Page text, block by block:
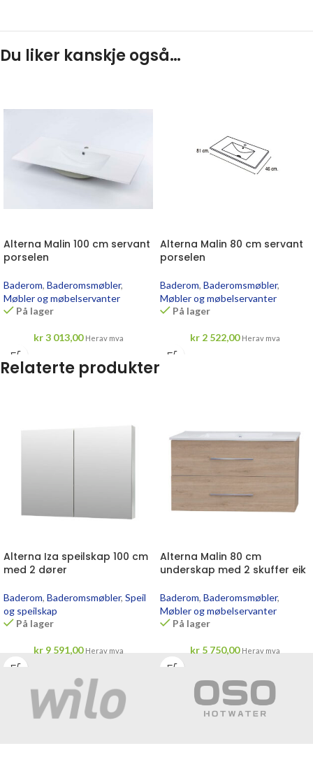
Du liker kanskje også…
Alterna Malin 100 cm servant
porselen
Baderom, Baderomsmøbler,
Møbler og møbelservanter
På lager
kr3 013,00 Herav mva
Alterna Malin 80 cm servant
porselen
Baderom, Baderomsmøbler,
Møbler og møbelservanter
På lager
kr2 522,00 Herav mva
Relaterte produkter
Alterna Iza speilskap 100 cm
med 2 dører
Baderom, Baderomsmøbler, Speil
og speilskap
På lager
kr9 591,00 Herav mva
Alterna Malin 80 cm
underskap med 2 skuffer eik
Baderom, Baderomsmøbler,
Møbler og møbelservanter
På lager
kr5 750,00 Herav mva